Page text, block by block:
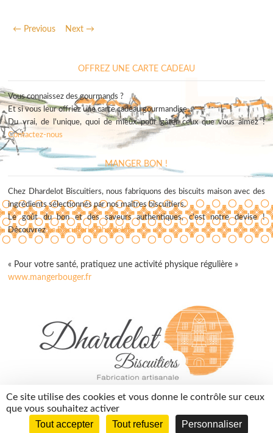
← Previous Next →
OFFREZ UNE CARTE CADEAU
Vous connaissez des gourmands ?
Et si vous leur offriez une carte cadeau gourmandise...
Du vrai, de l'unique, quoi de mieux pour gâter ceux que vous aimez !
Contactez-nous
MANGER BON !
Chez Dhardelot Biscuitiers, nous fabriquons des biscuits maison avec des
ingrédients sélectionnés par nos maîtres biscuitiers.
Le goût du bon et des saveurs authentiques, c'est notre devise !
DécouvrezLa Biscuiterie Dhardelot
« Pour votre santé, pratiquez une activité physique régulière »
www.mangerbouger.fr
contact@dhardelotbiscuitiers.fr
03 74 05 01 10
Ce site utilise des cookies et vous donne le contrôle sur ceux
que vous souhaitez activer
Tout accepter Tout refuser Personnaliser